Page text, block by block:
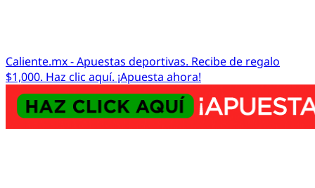
Caliente.mx - Apuestas deportivas. Recibe de regalo
$1,000. Haz clic aquí. ¡Apuesta ahora!